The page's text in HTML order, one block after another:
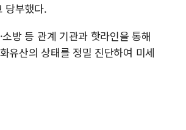
당부했다.
방 등 관계 기관과 핫라인을 통해
유산의 상태를 정밀 진단하여 미세